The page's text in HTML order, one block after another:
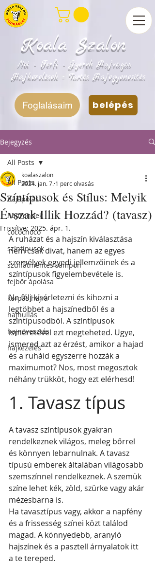
Koala Szalon
Női - Férfi - Gyerek Hajvágás
Hajkezelések - Tartós Hajegyenesítés
Foglalásaim belépés
Bejegyzés
All Posts
hajápolás
hajtrendek
cocochoco
színtípusok
szulfátmentes sampon
fejbőr ápolása
korpás hajra
hajhullás
hajnövesztés
hajkezelés
All Posts
Színtípusok és Stílus: Melyik
Évszak Illik Hozzád? (tavasz)
koalaszalon
2024. jan. 7. 1 perc olvasás
Frissítve: 2025. ápr. 1.
A ruházat és a hajszín kiválasztása
nem csak divat, hanem az egyes
személyek egyedi jellemzőinek és a
színtípusok figyelembevétele is.
Ne félj kísérletezni és kihozni a
legtöbbet a hajszínedből és a
színtípusodból. A színtípusok
ismeretével ezt megteheted. Ugye,
ismered azt az érzést, amikor a hajad
és a ruháid egyszerre hozzák a
maximumot? Nos, most megosztok
néhány trükköt, hogy ezt elérhesd!
1. Tavasz típus
A tavasz színtípusok gyakran
rendelkeznek világos, meleg bőrrel
és könnyen lebarnulnak. A tavasz
típusú emberek általában világosabb
szemszínnel rendelkeznek. A szemük
színe lehet kék, zöld, szürke vagy akár
mézesbarna is.
Ha tavasztípus vagy, akkor a napfény
és a frissesség színei közt találod
magad. A könnyedebb, aranyló
hajszínek és a pasztell árnyalatok itt
a te tereped.